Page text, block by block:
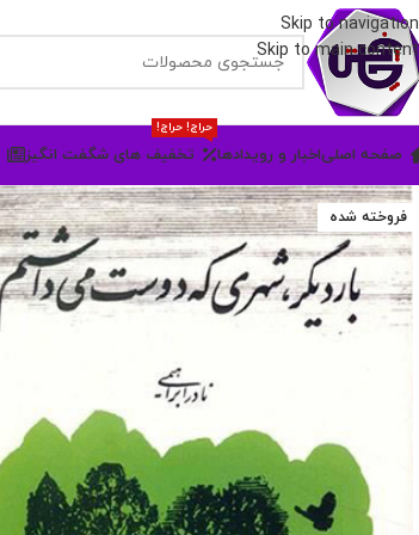
Skip to navigation
Skip to main content
صفحه اصلیاخبار و رویدادها تخفیف های شگفت انگیز
حراج! حراج!
فروخته شده